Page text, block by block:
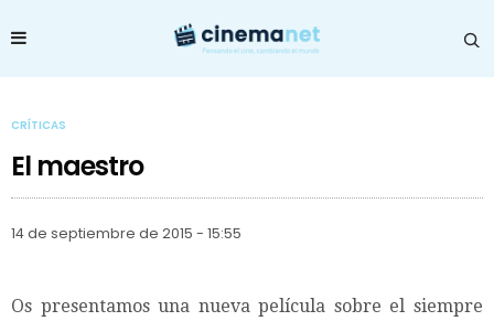
CRÍTICAS
El maestro
14 de septiembre de 2015 - 15:55
Os presentamos una nueva película sobre el siempre